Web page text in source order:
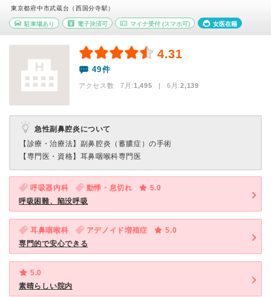
東京都府中市武蔵台（西国分寺駅）
駐車場あり 電子決済可 マイナ受付 (スマホ可) 女医在籍
4.31
49件
アクセス数 7月:1,495 | 6月:2,139
急性副鼻腔炎について
【診療・治療法】 副鼻腔炎（蓄膿症）の手術
【専門医・資格】 耳鼻咽喉科専門医
呼吸器内科 動悸・息切れ
5.0
呼吸困難、陥没呼吸
耳鼻咽喉科 アデノイド増殖症
5.0
専門的で安心できる
5.0
素晴らしい院内